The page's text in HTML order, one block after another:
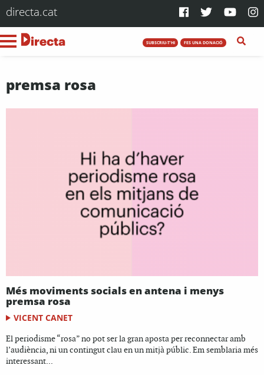
directa.cat
SUBSCRIU-T'HI FES UNA DONACIÓ
premsa rosa
Més moviments socials en antena i menys
premsa rosa
VICENT CANET
El periodisme “rosa” no pot ser la gran aposta per reconnectar amb
l’audiència, ni un contingut clau en un mitjà públic. Em semblaria més
interessant...